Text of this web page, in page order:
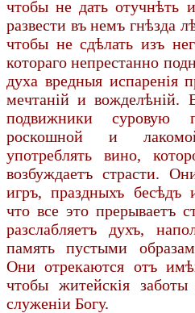
чтобы не дать отучнѣть
развести въ немъ гнѣзда
чтобы не сдѣлать изъ
котораго непрестанно
духа вредныя испаренія
мечтаній и вожделѣній.
подвижники суровую
роскошной и
употреблять вино,
возбуждаетъ страсти.
игръ, праздныхъ бесѣдъ
что все это прерываетъ
разслабляетъ духъ,
память пустыми
Они отрекаются отъ
чтобы житейскія
служеніи Богу.